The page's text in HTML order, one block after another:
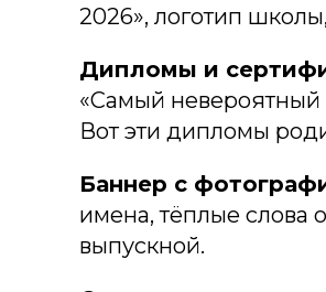
2026», логотип
Дипломы и
«Самый невероятный
Вот эти дипломы
Баннер с
имена, тёплые слова
выпускной.